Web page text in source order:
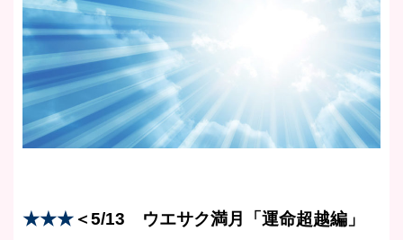
★★★＜5/13 ウエサク満月「運命超越編」